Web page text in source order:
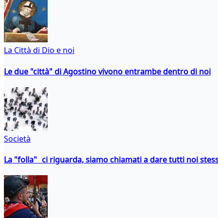
La Città di Dio e noi
Le due "città" di Agostino vivono entrambe dentro di noi
Società
La "folla" ci riguarda, siamo chiamati a dare tutti noi